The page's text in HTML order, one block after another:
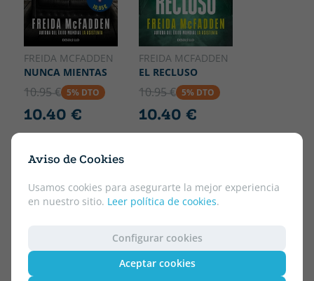
Aviso de Cookies
Usamos cookies para asegurarte la mejor experiencia
en nuestro sitio. Leer política de cookies.
Configurar cookies
Aceptar cookies
FREIDA MCFADDEN
NUNCA MIENTAS
10.95 € 5% DTO
10.40 €
FREIDA MCFADDEN
EL RECLUSO
10.95 € 5% DTO
10.40 €